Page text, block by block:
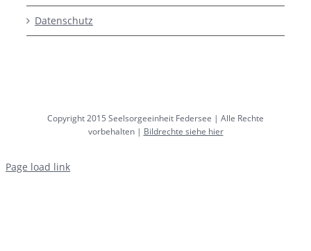
Datenschutz
Copyright 2015 Seelsorgeeinheit Federsee | Alle Rechte
vorbehalten | Bildrechte siehe hier
Page load link